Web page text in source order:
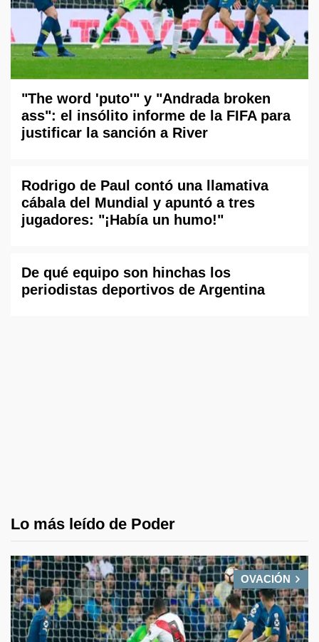
"The word 'puto'" y "Andrada broken
ass": el insólito informe de la FIFA para
justificar la sanción a River
Rodrigo de Paul contó una llamativa
cábala del Mundial y apuntó a tres
jugadores: "¡Había un humo!"
De qué equipo son hinchas los
periodistas deportivos de Argentina
Lo más leído de Poder
OVACIÓN